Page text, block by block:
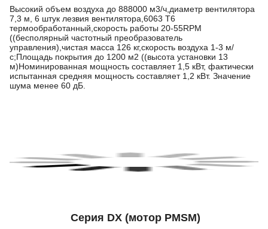
Высокий объем воздуха до 888000 м3/ч,диаметр вентилятора
7,3 м, 6 штук лезвия вентилятора,6063 Т6
термообработанный,скорость работы 20-55RPM
((бесполярный частотный преобразователь
управления),чистая масса 126 кг,скорость воздуха 1-3 м/
с;Площадь покрытия до 1200 м2 ((высота установки 13
м)Номинированная мощность составляет 1,5 кВт, фактически
испытанная средняя мощность составляет 1,2 кВт. Значение
шума менее 60 дБ.
Серия DX (мотор PMSM)